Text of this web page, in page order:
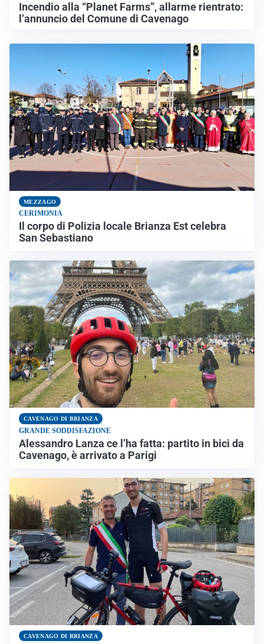
Incendio alla “Planet Farms”, allarme rientrato:
l’annuncio del Comune di Cavenago
MEZZAGO
CERIMONIA
Il corpo di Polizia locale Brianza Est celebra
San Sebastiano
CAVENAGO DI BRIANZA
GRANDE SODDISFAZIONE
Alessandro Lanza ce l’ha fatta: partito in bici da
Cavenago, è arrivato a Parigi
CAVENAGO DI BRIANZA